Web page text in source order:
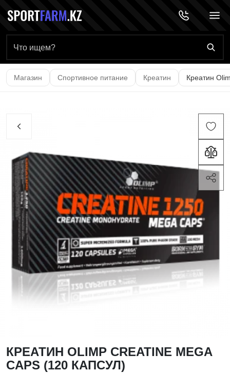
Главная страница
Магазин Спортивное питание Креатин Креатин
КРЕАТИН OLIMP CREATINE MEGA
CAPS (120 КАПСУЛ)